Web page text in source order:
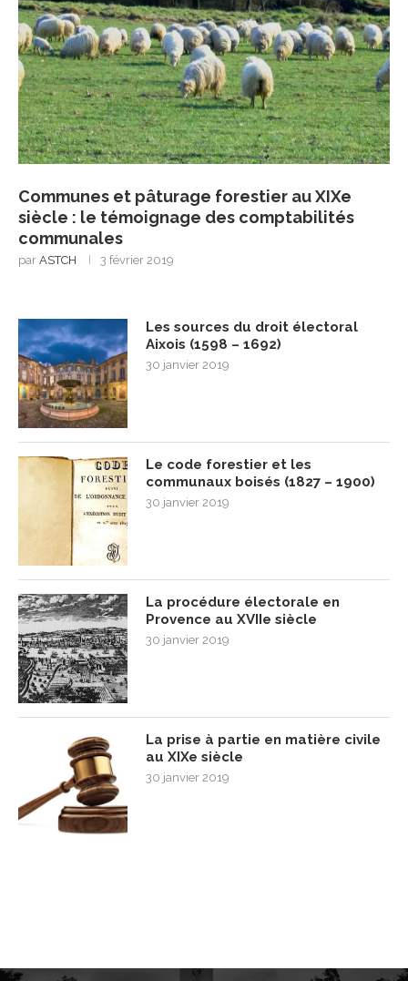
Communes et pâturage forestier au XIXe
siècle : le témoignage des comptabilités
communales
par ASTCH 3 février 2019
Les sources du droit électoral
Aixois (1598 – 1692)
30 janvier 2019
Le code forestier et les
communaux boisés (1827 – 1900)
30 janvier 2019
La procédure électorale en
Provence au XVIIe siècle
30 janvier 2019
La prise à partie en matière civile
au XIXe siècle
30 janvier 2019